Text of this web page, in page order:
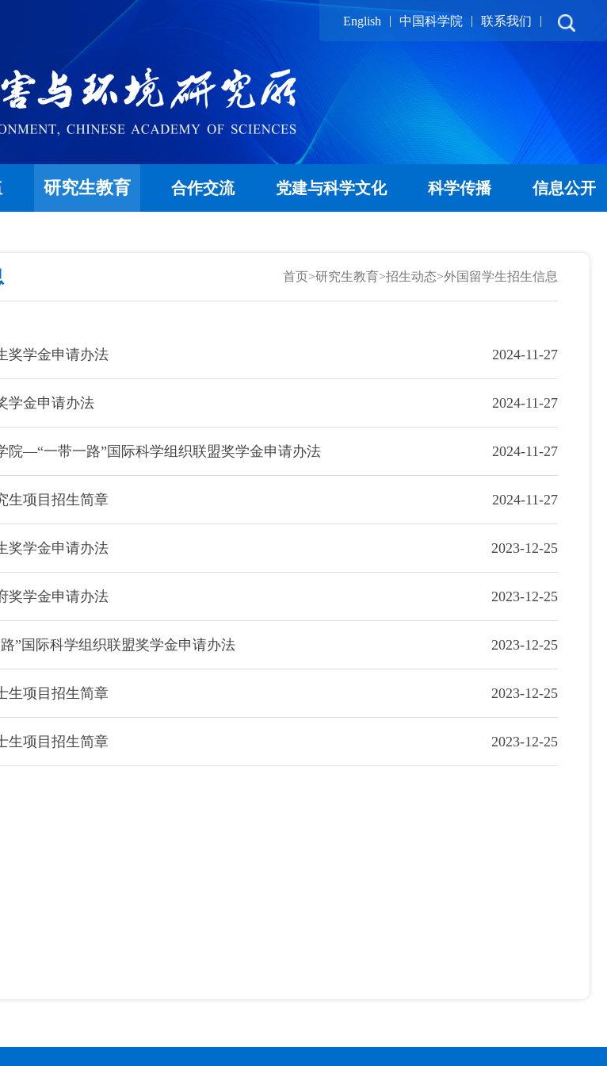
English | 中国科学院 | 联系我们 |
研究生教育 合作交流 党建与科学文化 科学传播 信息公开
首页>研究生教育>招生动态>外国留学生招生信息
奖学金申请办法 2024-11-27
学金申请办法 2024-11-27
院—“一带一路”国际科学组织联盟奖学金申请办法 2024-11-27
生项目招生简章 2024-11-27
奖学金申请办法 2023-12-25
奖学金申请办法 2023-12-25
”国际科学组织联盟奖学金申请办法 2023-12-25
生项目招生简章 2023-12-25
生项目招生简章 2023-12-25